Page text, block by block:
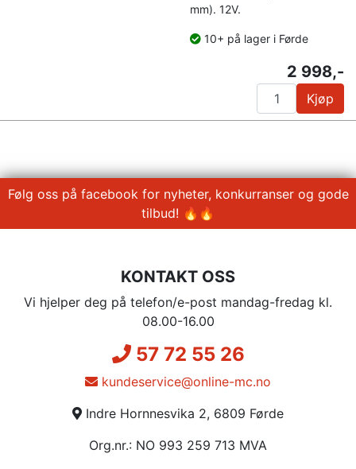
mm). 12V.
10+ på lager i Førde
2 998,-
Kjøp
Følg oss på facebook for nyheter, konkurranser og gode
tilbud! 🔥🔥
KONTAKT OSS
Vi hjelper deg på telefon/e-post mandag-fredag kl.
08.00-16.00
57 72 55 26
kundeservice@online-mc.no
Indre Hornnesvika 2, 6809 Førde
Org.nr.: NO 993 259 713 MVA